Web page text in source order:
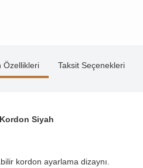
Özellikleri Taksit Seçenekleri
Siyah
kordon ayarlama dizaynı.